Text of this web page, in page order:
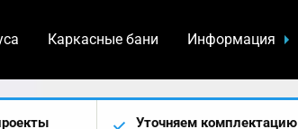
Каркасные бани Информация
Уточняем комплектацию